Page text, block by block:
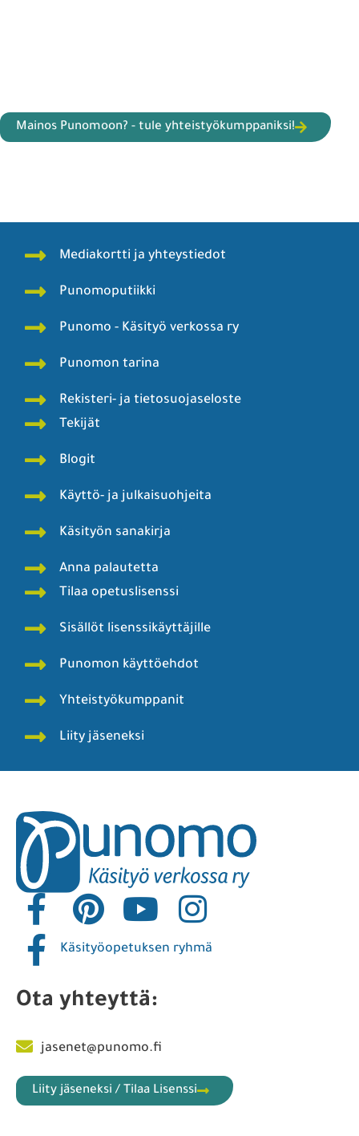
Mainos Punomoon? - tule yhteistyökumppaniksi!
Mediakortti ja yhteystiedot
Punomoputiikki
Punomo - Käsityö verkossa ry
Punomon tarina
Rekisteri- ja tietosuojaseloste
Tekijät
Blogit
Käyttö- ja julkaisuohjeita
Käsityön sanakirja
Anna palautetta
Tilaa opetuslisenssi
Sisällöt lisenssikäyttäjille
Punomon käyttöehdot
Yhteistyökumppanit
Liity jäseneksi
Käsityöopetuksen ryhmä
Ota yhteyttä:
jasenet@punomo.fi
Liity jäseneksi / Tilaa Lisenssi